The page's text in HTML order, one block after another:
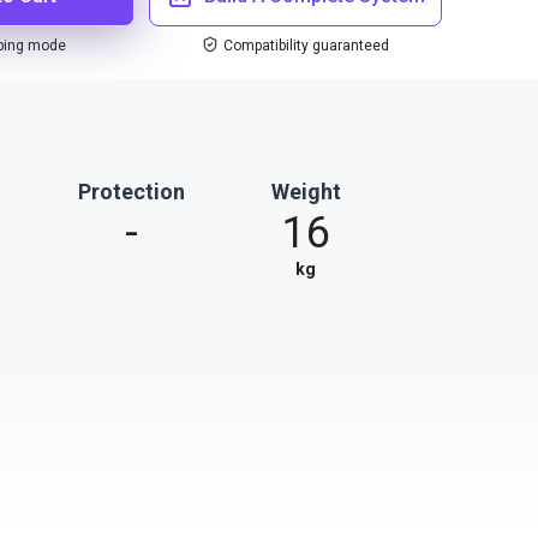
mode Compatibility guaranteed
Protection
-
Weight
16
kg